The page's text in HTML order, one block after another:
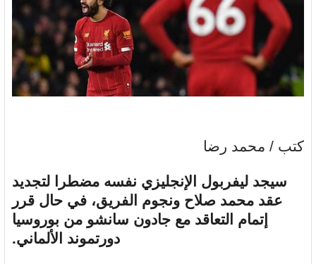
كتب / محمد رضا
سيجد ليفربول الإنجليزي نفسه مضطرا لتجديد
عقد محمد صلاح ونجوم الفريق، في حال قرر
إتمام التعاقد مع جادون سانشو من بوروسيا
دورتموند الألماني.